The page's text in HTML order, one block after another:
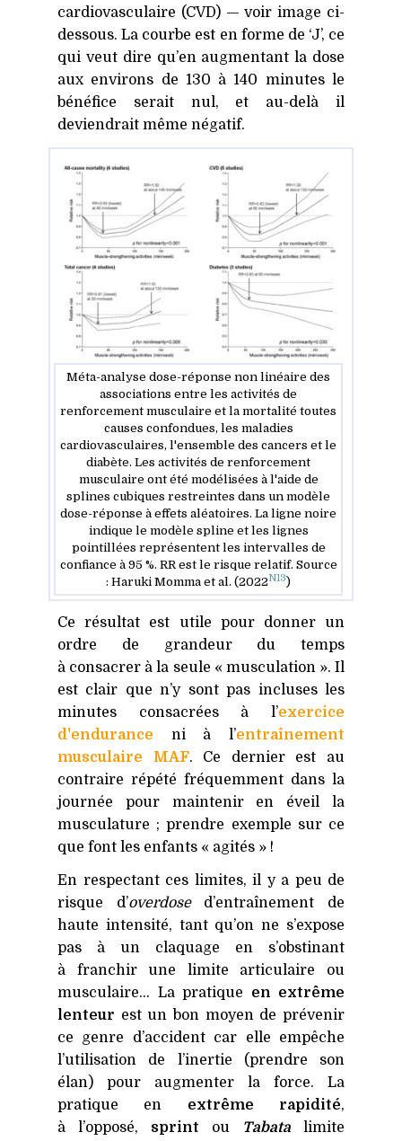
cardiovasculaire (CVD) — voir image ci-
dessous. La courbe est en forme de ‘J’, ce
qui veut dire qu’en augmentant la dose
aux environs de 130 à 140 minutes le
bénéfice serait nul, et au-delà il
deviendrait même négatif.
Méta-analyse dose-réponse non linéaire des
associations entre les activités de
renforcement musculaire et la mortalité toutes
causes confondues, les maladies
cardiovasculaires, l'ensemble des cancers et le
diabète. Les activités de renforcement
musculaire ont été modélisées à l'aide de
splines cubiques restreintes dans un modèle
dose-réponse à effets aléatoires. La ligne noire
indique le modèle spline et les lignes
pointillées représentent les intervalles de
confiance à 95 %. RR est le risque relatif. Source
: Haruki Momma et al. (2022N13)
Ce résultat est utile pour donner un
ordre de grandeur du temps
à consacrer à la seule « musculation ». Il
est clair que n’y sont pas incluses les
minutes consacrées à l’exercice
d'endurance ni à l’entraînement
musculaire MAF. Ce dernier est au
contraire répété fréquemment dans la
journée pour maintenir en éveil la
musculature ; prendre exemple sur ce
que font les enfants « agités » !
En respectant ces limites, il y a peu de
risque d’overdosed’entraînement de
haute intensité, tant qu’on ne s’expose
pas à un claquage en s’obstinant
à franchir une limite articulaire ou
musculaire… La pratique en extrême
lenteur est un bon moyen de prévenir
ce genre d’accident car elle empêche
l’utilisation de l’inertie (prendre son
élan) pour augmenter la force. La
pratique en extrême rapidité,
à l’opposé, sprint ou Tabata limite